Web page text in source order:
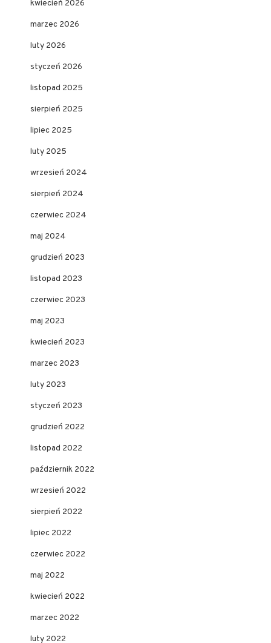
kwiecień 2026
marzec 2026
luty 2026
styczeń 2026
listopad 2025
sierpień 2025
lipiec 2025
luty 2025
wrzesień 2024
sierpień 2024
czerwiec 2024
maj 2024
grudzień 2023
listopad 2023
czerwiec 2023
maj 2023
kwiecień 2023
marzec 2023
luty 2023
styczeń 2023
grudzień 2022
listopad 2022
październik 2022
wrzesień 2022
sierpień 2022
lipiec 2022
czerwiec 2022
maj 2022
kwiecień 2022
marzec 2022
luty 2022